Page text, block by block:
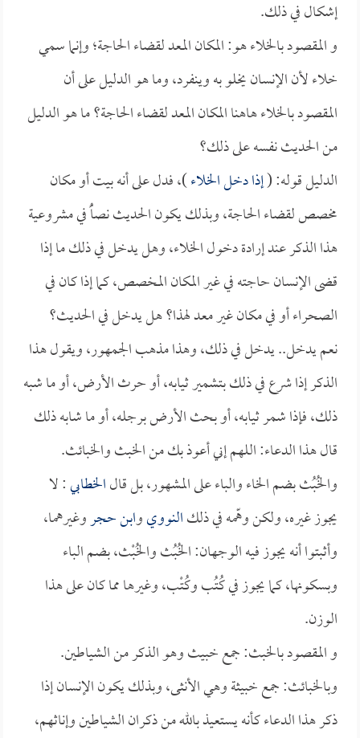
إشكال في ذلك.
و المقصود بالخلاء هو: المكان المعد لقضاء الحاجة؛ وإنما سمي
خلاء لأن الإنسان يخلو به وينفرد، وما هو الدليل على أن
المقصود بالخلاء هاهنا المكان المعد لقضاء الحاجة؟ ما هو الدليل
من الحديث نفسه على ذلك؟
الدليل قوله: (إذا دخل الخلاء)، فدل على أنه بيت أو مكان
مخصص لقضاء الحاجة، وبذلك يكون الحديث نصاًُ في مشروعية
هذا الذكر عند إرادة دخول الخلاء، وهل يدخل في ذلك ما إذا
قضى الإنسان حاجته في غير المكان المخصص، كما إذا كان في
الصحراء أو في مكان غير معد لهذا؟ هل يدخل في الحديث؟
نعم يدخل.. يدخل في ذلك، وهذا مذهب الجمهور، ويقول هذا
الذكر إذا شرع في ذلك بتشمير ثيابه، أو حرث الأرض، أو ما شبه
ذلك، فإذا شمر ثيابه، أو بحث الأرض برجله، أو ما شابه ذلك
قال هذا الدعاء: اللهم إني أعوذ بك من الخبث والخبائث.
والخُبُث بضم الخاء والباء على المشهور، بل قالالخطابي: لا
يجوز غيره، ولكن وهّمه في ذلكالنوويوابن حجروغيرهما،
وأثبتوا أنه يجوز فيه الوجهان: الخُبُث والخُبْث، بضم الباء
وبسكونها، كما يجوز في كُتُب وكُتْب، وغيرها مما كان على هذا
الوزن.
و المقصود بالخبث: جمع خبيث وهو الذكر من الشياطين.
وبالخبائث: جمع خبيثة وهي الأنثى، وبذلك يكون الإنسان إذا
ذكر هذا الدعاء كأنه يستعيذ بالله من ذكران الشياطين وإناثهم،